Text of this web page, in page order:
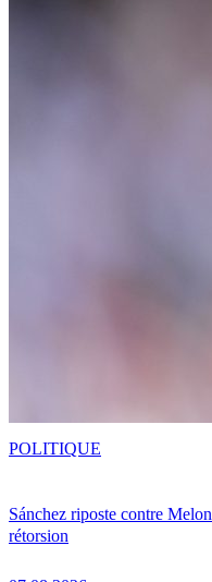
Sánchez riposte contre
rétorsion
POLITIQUE